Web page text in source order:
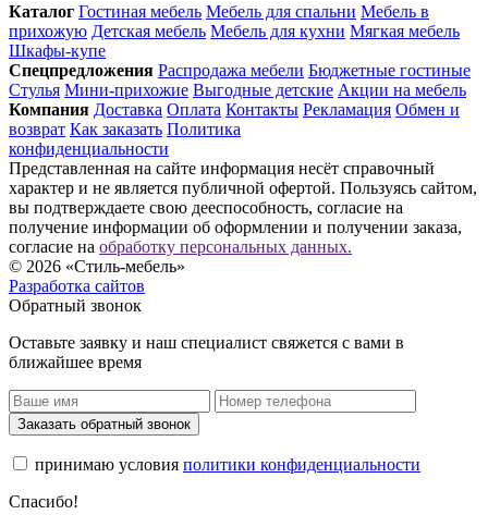
Каталог Гостиная мебель Мебель для спальни Мебель в
прихожую Детская мебель Мебель для кухни Мягкая мебель
Шкафы-купе
Спец­предложения Распродажа мебели Бюджетные гостиные
Стулья Мини-прихожие Выгодные детские Акции на мебель
Компания Доставка Оплата Контакты Рекламация Обмен и
возврат Как заказать Политика
конфиденциальности
Представленная на сайте информация несёт справочный
характер и не является публичной офертой. Пользуясь сайтом,
вы подтверждаете свою дееспособность, согласие на
получение информации об оформлении и получении заказа,
согласие на обработку персональных данных.
© 2026 «Стиль-мебель»
Разработка сайтов
Обратный звонок
Оставьте заявку и наш специалист свяжется с вами в
ближайшее время
Заказать обратный звонок
принимаю условия политики конфиденциальности
Спасибо!